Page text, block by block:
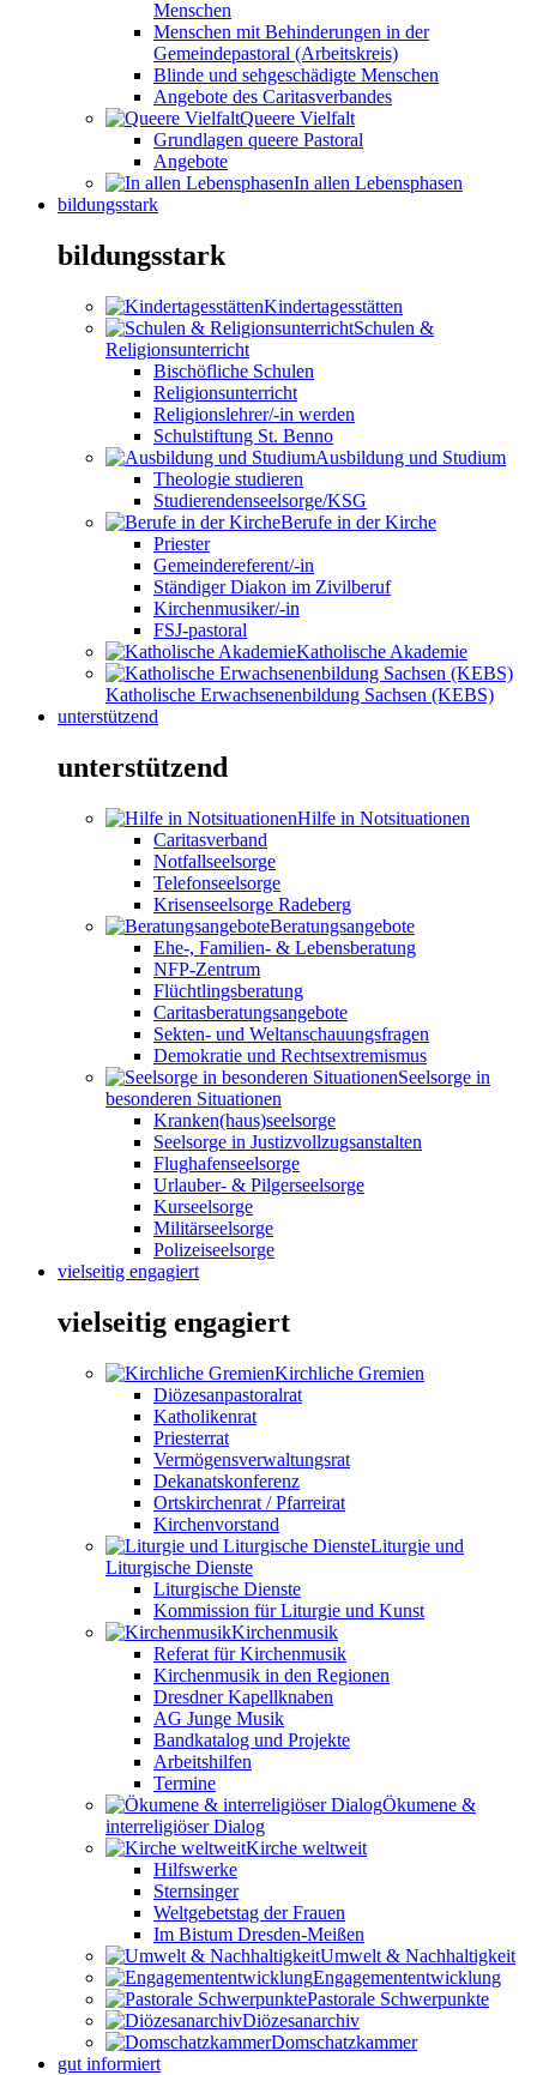
Menschen
Menschen mit Behinderungen in der
Gemeindepastoral (Arbeitskreis)
Blinde und sehgeschädigte Menschen
Angebote des Caritasverbandes
Queere Vielfalt
Grundlagen queere Pastoral
Angebote
In allen Lebensphasen
bildungsstark
bildungsstark
Kindertagesstätten
Schulen &
Religionsunterricht
Bischöfliche Schulen
Religionsunterricht
Religionslehrer/-in werden
Schulstiftung St. Benno
Ausbildung und Studium
Theologie studieren
Studierendenseelsorge/KSG
Berufe in der Kirche
Priester
Gemeindereferent/-in
Ständiger Diakon im Zivilberuf
Kirchenmusiker/-in
FSJ-pastoral
Katholische Akademie
Katholische Erwachsenenbildung Sachsen (KEBS)
unterstützend
unterstützend
Hilfe in Notsituationen
Caritasverband
Notfallseelsorge
Telefonseelsorge
Krisenseelsorge Radeberg
Beratungsangebote
Ehe-, Familien- & Lebensberatung
NFP-Zentrum
Flüchtlingsberatung
Caritasberatungsangebote
Sekten- und Weltanschauungsfragen
Demokratie und Rechtsextremismus
Seelsorge in
besonderen Situationen
Kranken(haus)seelsorge
Seelsorge in Justizvollzugsanstalten
Flughafenseelsorge
Urlauber- & Pilgerseelsorge
Kurseelsorge
Militärseelsorge
Polizeiseelsorge
vielseitig engagiert
vielseitig engagiert
Kirchliche Gremien
Diözesanpastoralrat
Katholikenrat
Priesterrat
Vermögensverwaltungsrat
Dekanatskonferenz
Ortskirchenrat / Pfarreirat
Kirchenvorstand
Liturgie und
Liturgische Dienste
Liturgische Dienste
Kommission für Liturgie und Kunst
Kirchenmusik
Referat für Kirchenmusik
Kirchenmusik in den Regionen
Dresdner Kapellknaben
AG Junge Musik
Bandkatalog und Projekte
Arbeitshilfen
Termine
Ökumene &
interreligiöser Dialog
Kirche weltweit
Hilfswerke
Sternsinger
Weltgebetstag der Frauen
Im Bistum Dresden-Meißen
Umwelt & Nachhaltigkeit
Engagemententwicklung
Pastorale Schwerpunkte
Diözesanarchiv
Domschatzkammer
gut informiert